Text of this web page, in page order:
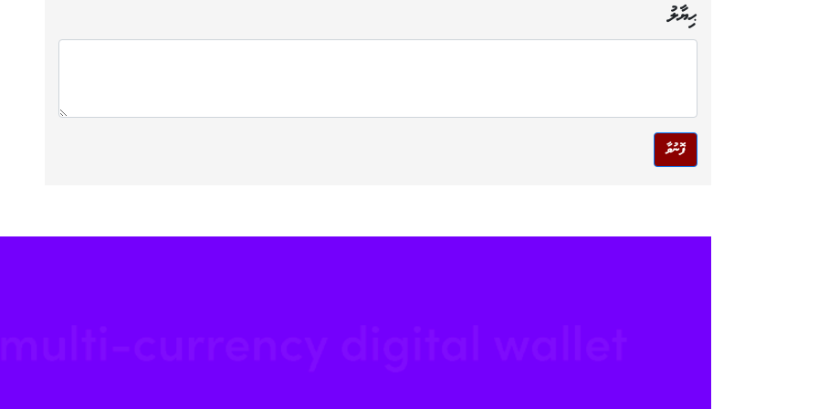
ޙިޔާލު
ފޮނުވާ